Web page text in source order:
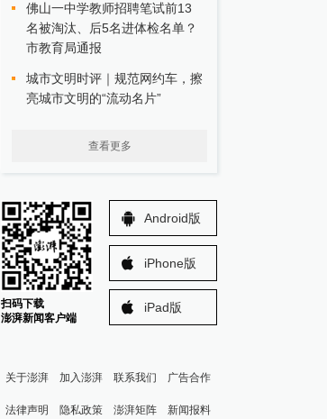
佛山一中学教师招聘笔试前13
名被淘汰、后5名进体检名单？
市教育局通报
城市文明时评｜规范网约车，擦
亮城市文明的“流动名片”
查看更多
扫码下载
澎湃新闻客户端
Android版
iPhone版
iPad版
关于澎湃 加入澎湃 联系我们 广告合作
法律声明 隐私政策 澎湃矩阵 新闻报料